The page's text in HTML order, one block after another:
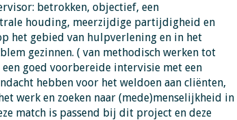
betrokken, objectief, een
houding, meerzijdige partijdigheid en
het gebied van hulpverlening en in het
gezinnen. ( van methodisch werken tot
een goed voorbereide intervisie met een
hebben voor het weldoen aan cliënten,
werk en zoeken naar (mede)menselijkheid in
match is passend bij dit project en deze